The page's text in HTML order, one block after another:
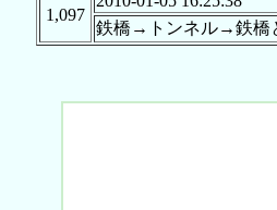
1,097
鉄橋→トンネル→鉄橋